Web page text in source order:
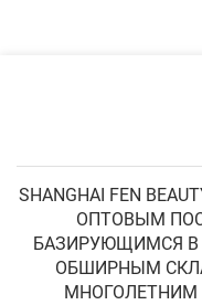
SHANGHAI FEN
ОПТОВЫМ
БАЗИРУЮЩИМСЯ В
ОБШИРНЫМ